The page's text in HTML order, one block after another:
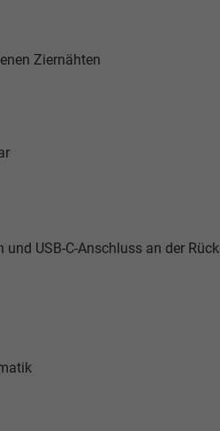
Ziernähten
USB-C-Anschluss an der